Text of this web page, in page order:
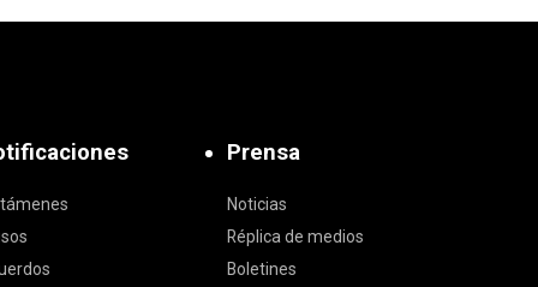
Prensa
Noticias
Réplica de medios
Boletines